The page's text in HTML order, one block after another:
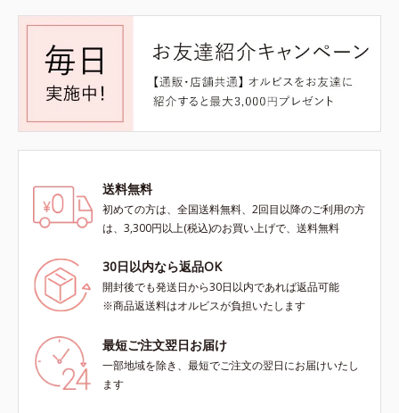
送料無料
初めての方は、全国送料無料、2回目以降のご利用の方
は、3,300円以上(税込)のお買い上げで、送料無料
30日以内なら返品OK
開封後でも発送日から30日以内であれば返品可能
※商品返送料はオルビスが負担いたします
最短ご注文翌日お届け
一部地域を除き、最短でご注文の翌日にお届けいたし
ます